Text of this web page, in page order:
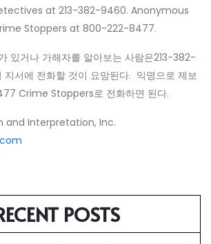
at 213-382-9460. Anonymous
Stoppers at 800-222-8477.
있거나 가해자를 알아보는 사람은213-382-
서에 전화할 것이 요망된다. 익명으로 제보
Crime Stoppers로 전화하면 된다.
and Interpretation, Inc.
POSTS